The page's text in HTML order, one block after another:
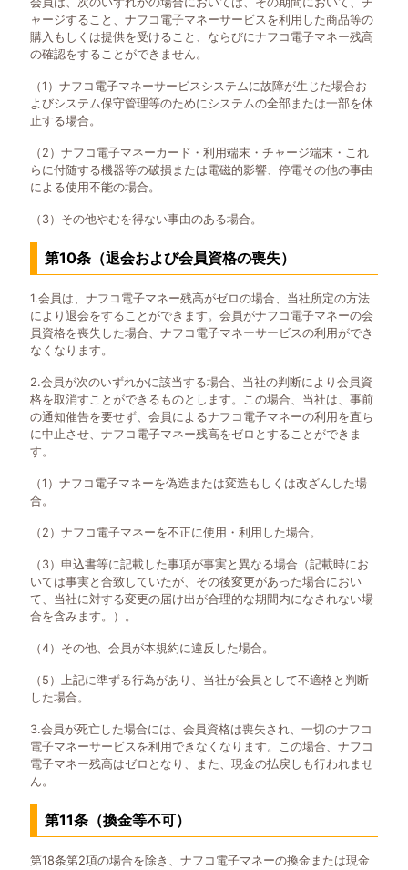
ャージすること、ナフコ電子マネーサービスを利用した商品等の
購入もしくは提供を受けること、ならびにナフコ電子マネー残高
の確認をすることができません。
（1）ナフコ電子マネーサービスシステムに故障が生じた場合お
よびシステム保守管理等のためにシステムの全部または一部を休
止する場合。
（2）ナフコ電子マネーカード・利用端末・チャージ端末・これ
らに付随する機器等の破損または電磁的影響、停電その他の事由
による使用不能の場合。
（3）その他やむを得ない事由のある場合。
第10条（退会および会員資格の喪失）
1.会員は、ナフコ電子マネー残高がゼロの場合、当社所定の方法
により退会をすることができます。会員がナフコ電子マネーの会
員資格を喪失した場合、ナフコ電子マネーサービスの利用ができ
なくなります。
2.会員が次のいずれかに該当する場合、当社の判断により会員資
格を取消すことができるものとします。この場合、当社は、事前
の通知催告を要せず、会員によるナフコ電子マネーの利用を直ち
に中止させ、ナフコ電子マネー残高をゼロとすることができま
す。
（1）ナフコ電子マネーを偽造または変造もしくは改ざんした場
合。
（2）ナフコ電子マネーを不正に使用・利用した場合。
（3）申込書等に記載した事項が事実と異なる場合（記載時にお
いては事実と合致していたが、その後変更があった場合におい
て、当社に対する変更の届け出が合理的な期間内になされない場
合を含みます。）。
（4）その他、会員が本規約に違反した場合。
（5）上記に準ずる行為があり、当社が会員として不適格と判断
した場合。
3.会員が死亡した場合には、会員資格は喪失され、一切のナフコ
電子マネーサービスを利用できなくなります。この場合、ナフコ
電子マネー残高はゼロとなり、また、現金の払戻しも行われませ
ん。
第11条（換金等不可）
第18条第2項の場合を除き、ナフコ電子マネーの換金または現金